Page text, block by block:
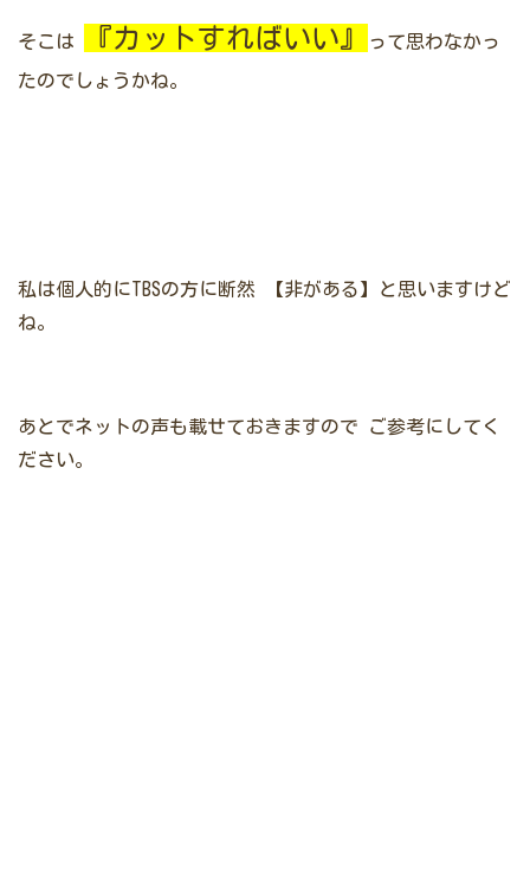
そこは 『カットすればいい』 って思わなかっ
たのでしょうかね。
私は個人的にTBSの方に断然 【非がある】と思いますけど
ね。
あとでネットの声も載せておきますので ご参考にしてく
ださい。